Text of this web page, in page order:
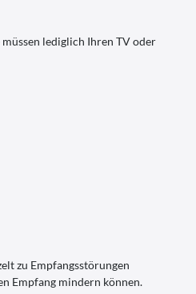
lediglich Ihren TV oder
zu Empfangsstörungen
Empfang mindern können.